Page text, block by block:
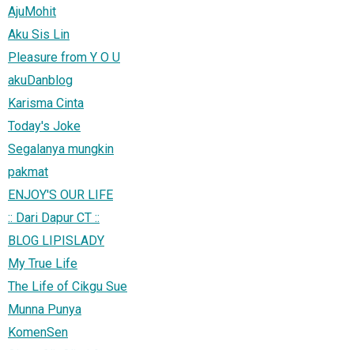
AjuMohit
Aku Sis Lin
Pleasure from Y O U
akuDanblog
Karisma Cinta
Today's Joke
Segalanya mungkin
pakmat
ENJOY'S OUR LIFE
:: Dari Dapur CT ::
BLOG LIPISLADY
My True Life
The Life of Cikgu Sue
Munna Punya
KomenSen